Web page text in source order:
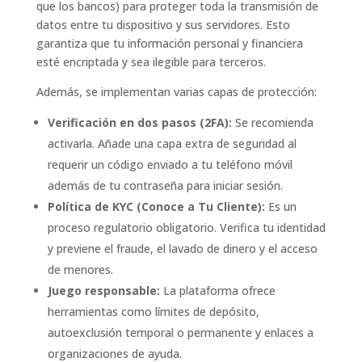
que los bancos) para proteger toda la transmisión de
datos entre tu dispositivo y sus servidores. Esto
garantiza que tu información personal y financiera
esté encriptada y sea ilegible para terceros.
Además, se implementan varias capas de protección:
Verificación en dos pasos (2FA): Se recomienda
activarla. Añade una capa extra de seguridad al
requerir un código enviado a tu teléfono móvil
además de tu contraseña para iniciar sesión.
Política de KYC (Conoce a Tu Cliente): Es un
proceso regulatorio obligatorio. Verifica tu identidad
y previene el fraude, el lavado de dinero y el acceso
de menores.
Juego responsable: La plataforma ofrece
herramientas como límites de depósito,
autoexclusión temporal o permanente y enlaces a
organizaciones de ayuda.